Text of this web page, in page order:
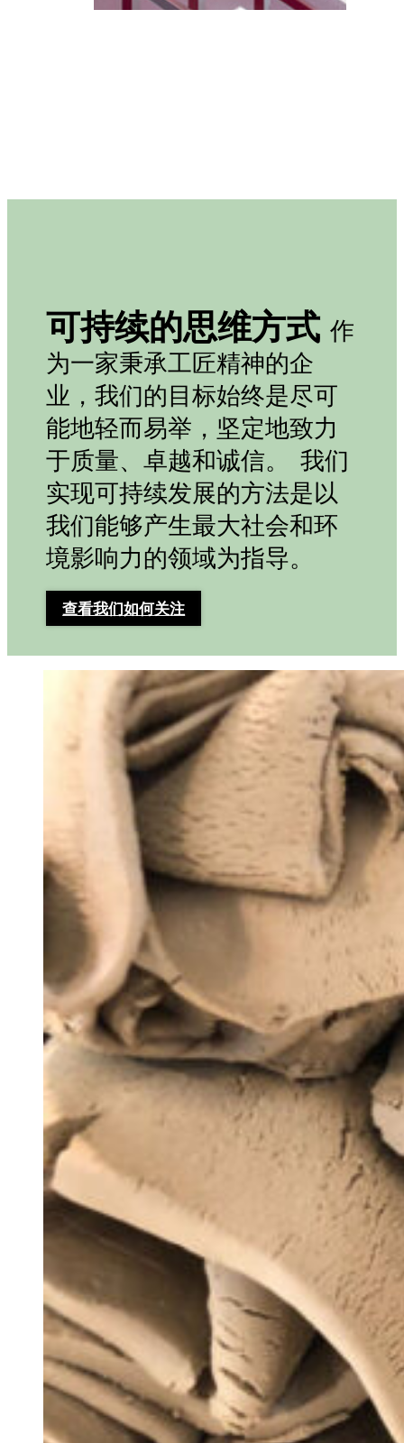
可持续的思维方式 作
为一家秉承工匠精神的企
业，我们的目标始终是尽可
能地轻而易举，坚定地致力
于质量、卓越和诚信。 我们
实现可持续发展的方法是以
我们能够产生最大社会和环
境影响力的领域为指导。
查看我们如何关注